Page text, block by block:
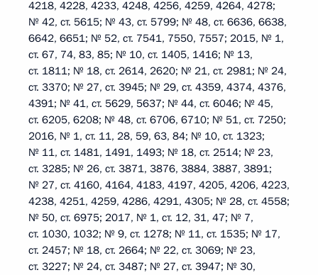
4218, 4228, 4233, 4248, 4256, 4259, 4264, 4278;
№ 42, ст. 5615; № 43, ст. 5799; № 48, ст. 6636, 6638,
6642, 6651; № 52, ст. 7541, 7550, 7557; 2015, № 1,
ст. 67, 74, 83, 85; № 10, ст. 1405, 1416; № 13,
ст. 1811; № 18, ст. 2614, 2620; № 21, ст. 2981; № 24,
ст. 3370; № 27, ст. 3945; № 29, ст. 4359, 4374, 4376,
4391; № 41, ст. 5629, 5637; № 44, ст. 6046; № 45,
ст. 6205, 6208; № 48, ст. 6706, 6710; № 51, ст. 7250;
2016, № 1, ст. 11, 28, 59, 63, 84; № 10, ст. 1323;
№ 11, ст. 1481, 1491, 1493; № 18, ст. 2514; № 23,
ст. 3285; № 26, ст. 3871, 3876, 3884, 3887, 3891;
№ 27, ст. 4160, 4164, 4183, 4197, 4205, 4206, 4223,
4238, 4251, 4259, 4286, 4291, 4305; № 28, ст. 4558;
№ 50, ст. 6975; 2017, № 1, ст. 12, 31, 47; № 7,
ст. 1030, 1032; № 9, ст. 1278; № 11, ст. 1535; № 17,
ст. 2457; № 18, ст. 2664; № 22, ст. 3069; № 23,
ст. 3227; № 24, ст. 3487; № 27, ст. 3947; № 30,